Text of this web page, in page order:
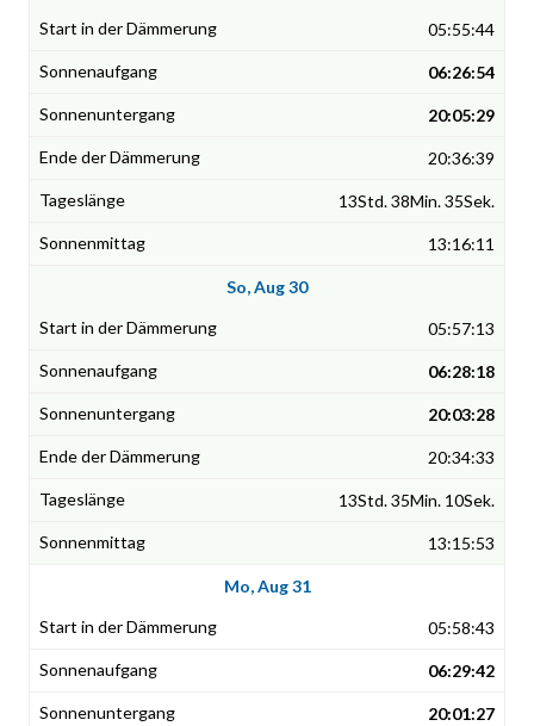
05:55:44
06:26:54
20:05:29
20:36:39
13Std. 38Min. 35Sek.
13:16:11
So, Aug 30
05:57:13
06:28:18
20:03:28
20:34:33
13Std. 35Min. 10Sek.
13:15:53
Mo, Aug 31
05:58:43
06:29:42
20:01:27